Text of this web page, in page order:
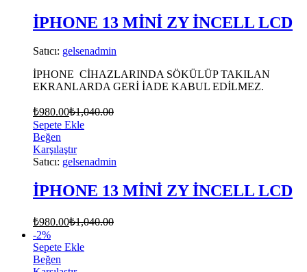
İPHONE 13 MİNİ ZY İNCELL LCD
Satıcı: gelsenadmin
İPHONE CİHAZLARINDA SÖKÜLÜP TAKILAN
EKRANLARDA GERİ İADE KABUL EDİLMEZ.
₺980.00₺1,040.00
Sepete Ekle
Beğen
Karşılaştır
Satıcı: gelsenadmin
İPHONE 13 MİNİ ZY İNCELL LCD
₺980.00₺1,040.00
-2%
Sepete Ekle
Beğen